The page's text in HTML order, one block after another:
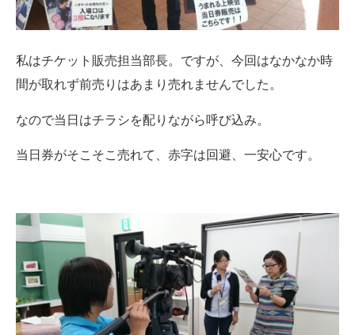
私はチケット販売担当部長。ですが、今回はなかなか時
間が取れず前売りはあまり売れませんでした。
なので当日はチラシを配りながら呼び込み。
当日券がそこそこ売れて、赤字は回避、一安心です。